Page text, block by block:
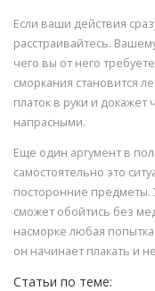
Если ваши действия
расстраивайтесь.
чего вы от него
сморкания становится
платок в руки и
напрасными.
Еще один аргумент в
самостоятельно это
посторонние
сможет обойтись без
насморке любая
он начинает плакать и
Статьи по теме: